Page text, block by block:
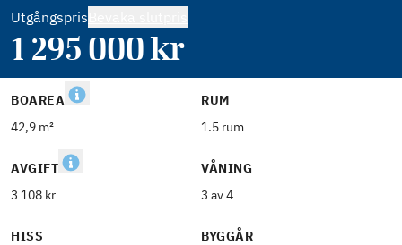
Utgångspris
1 295 000kr
BOAREA
42,9 m²
RUM
1.5 rum
AVGIFT
3 108 kr
VÅNING
3 av 4
HISS
BYGGÅR